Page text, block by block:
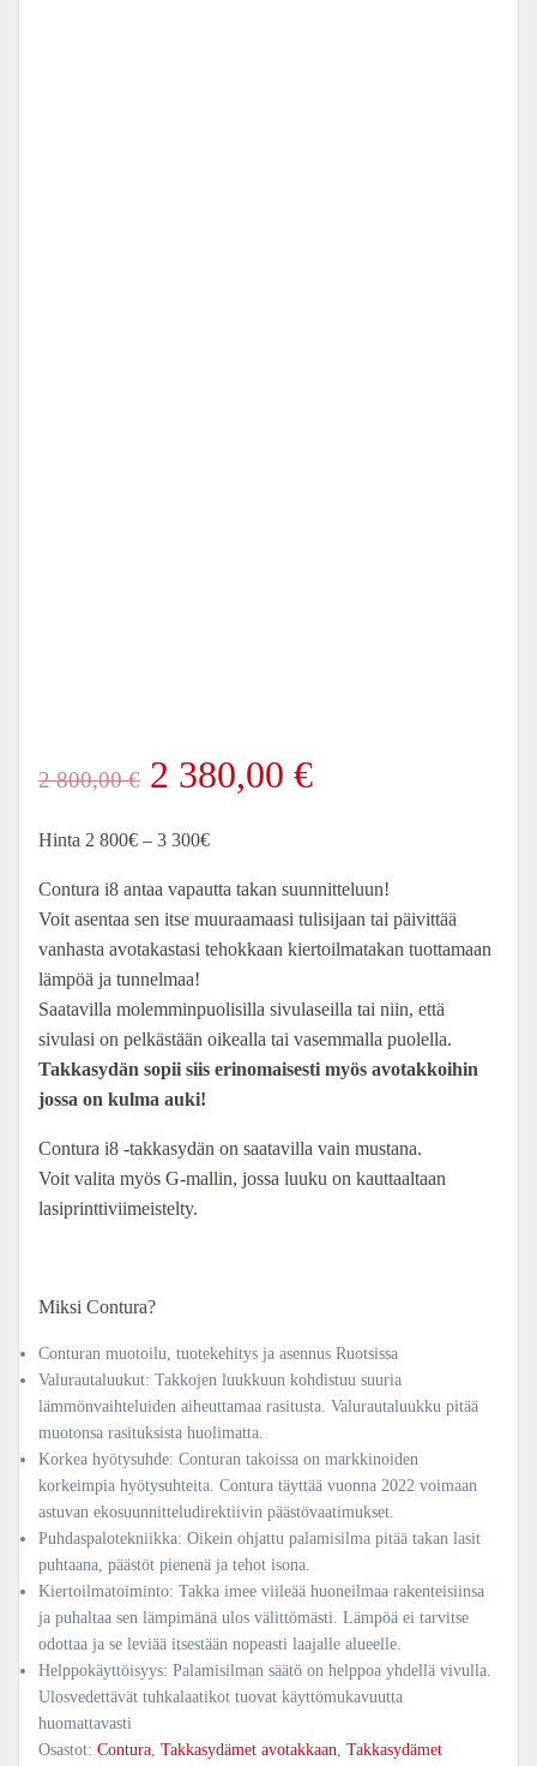
2 800,00€ Alkuperäinen
hinta
oli:
2
800,00 €.
2 380,00 €Nykyinen
on:
2
380,00 €.
Hinta 2 800€ – 3 300€
Contura i8 antaa vapautta takan suunnitteluun!
Voit asentaa sen itse muuraamaasi tulisijaan tai päivittää
vanhasta avotakastasi tehokkaan kiertoilmatakan tuottamaan
lämpöä ja tunnelmaa!
Saatavilla molemminpuolisilla sivulaseilla tai niin, että
sivulasi on pelkästään oikealla tai vasemmalla puolella.
Takkasydän sopii siis erinomaisesti myös avotakkoihin
jossa on kulma auki!
Contura i8 -takkasydän on saatavilla vain mustana.
Voit valita myös G-mallin, jossa luuku on kauttaaltaan
lasiprinttiviimeistelty.
Miksi Contura?
Conturan muotoilu, tuotekehitys ja asennus Ruotsissa
Valurautaluukut: Takkojen luukkuun kohdistuu suuria
lämmönvaihteluiden aiheuttamaa rasitusta. Valurautaluukku pitää
muotonsa rasituksista huolimatta.
Korkea hyötysuhde: Conturan takoissa on markkinoiden
korkeimpia hyötysuhteita. Contura täyttää vuonna 2022 voimaan
astuvan ekosuunnitteludirektiivin päästövaatimukset.
Puhdaspalotekniikka: Oikein ohjattu palamisilma pitää takan lasit
puhtaana, päästöt pienenä ja tehot isona.
Kiertoilmatoiminto: Takka imee viileää huoneilmaa rakenteisiinsa
ja puhaltaa sen lämpimänä ulos välittömästi. Lämpöä ei tarvitse
odottaa ja se leviää itsestään nopeasti laajalle alueelle.
Helppokäyttöisyys: Palamisilman säätö on helppoa yhdellä vivulla.
Ulosvedettävät tuhkalaatikot tuovat käyttömukavuutta
huomattavasti
Osastot: Contura, Takkasydämet avotakkaan, Takkasydämet